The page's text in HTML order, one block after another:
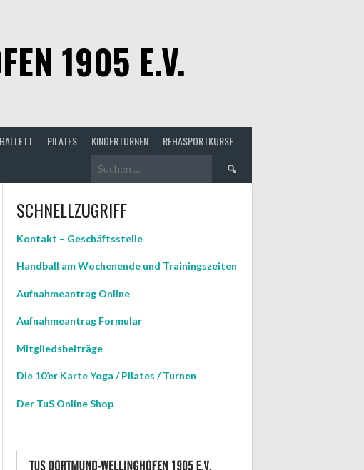
1905 E.V.
BALLETT PILATES KINDERTURNEN
REHASPORTKURSE
Suchen
SCHNELLZUGRIFF
Kontakt – Geschäftsstelle
Handball am Wochenende und Trainingszeiten
Aufnahmeantrag Online
Aufnahmeantrag Formular
Mitgliedsbeiträge
Die 10’er Karte Yoga / Pilates / Turnen
Der TuS Online Shop